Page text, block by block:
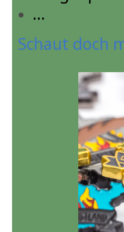
...
Schaut doch